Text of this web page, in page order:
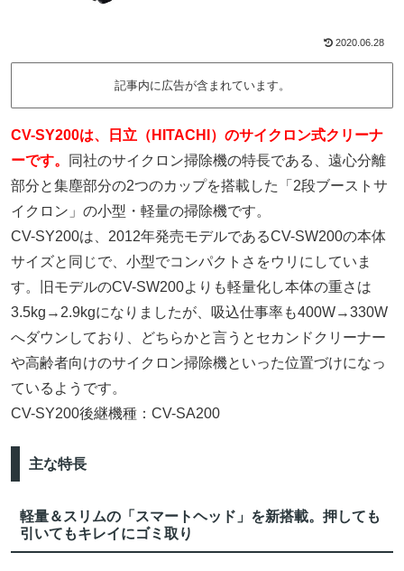
2020.06.28
記事内に広告が含まれています。
CV-SY200は、日立（HITACHI）のサイクロン式クリーナ
ーです。
同社のサイクロン掃除機の特長である、遠心分離
部分と集塵部分の2つのカップを搭載した「2段ブーストサ
イクロン」の小型・軽量の掃除機です。
CV-SY200は、2012年発売モデルであるCV-SW200の本体
サイズと同じで、小型でコンパクトさをウリにしていま
す。旧モデルのCV-SW200よりも軽量化し本体の重さは
3.5kg→2.9kgになりましたが、吸込仕事率も400W→330W
へダウンしており、どちらかと言うとセカンドクリーナー
や高齢者向けのサイクロン掃除機といった位置づけになっ
ているようです。
CV-SY200後継機種：CV-SA200
主な特長
軽量＆スリムの「スマートヘッド」を新搭載。押しても
引いてもキレイにゴミ取り